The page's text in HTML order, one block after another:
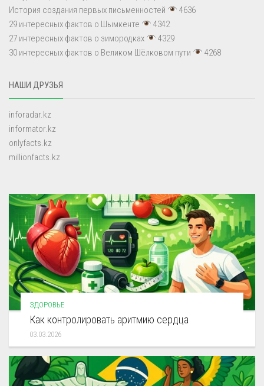
История создания первых письменностей
4636
29 интересных фактов о Шымкенте
4342
27 интересных фактов о зимородках
4329
30 интересных фактов о Великом Шёлковом пути
4268
НАШИ ДРУЗЬЯ
inforadar.kz
informator.kz
onlyfacts.kz
millionfacts.kz
ЗДОРОВЬЕ
Как контролировать аритмию сердца
03.03.2026